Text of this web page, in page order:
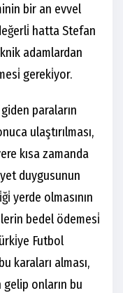
bir an evvel
hatta Stefan
adamlardan
gereki̇yor.
paraların
ulaştırılması,
kısa zamanda
duygusunun
yerde olmasının
bedel ödemesi̇
Futbol
karaları alması,
onların bu